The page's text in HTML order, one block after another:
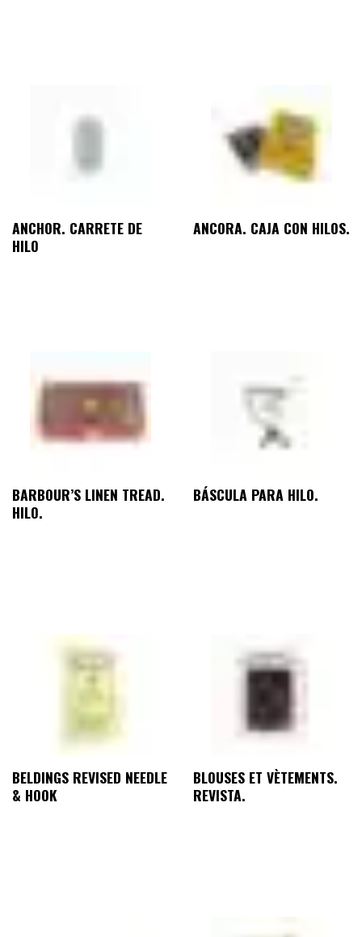
ANCHOR. CARRETE DE
HILO
ANCORA. CAJA CON HILOS.
BARBOUR’S LINEN TREAD.
HILO.
BÁSCULA PARA HILO.
BELDINGS REVISED NEEDLE
& HOOK
BLOUSES ET VÈTEMENTS.
REVISTA.